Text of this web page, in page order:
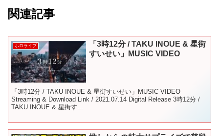
関連記事
ホロライブ
「3時12分 / TAKU INOUE & 星街
すいせい」MUSIC VIDEO
「3時12分 / TAKU INOUE & 星街すいせい」MUSIC VIDEO
Streaming & Download Link / 2021.07.14 Digital Release 3時12分 /
TAKU INOUE & 星街す...